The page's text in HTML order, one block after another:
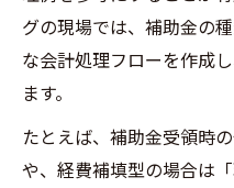
グの現場では、補助金の
な会計処理フローを作成
ます。
たとえば、補助金受領時
や、経費補填型の場合は